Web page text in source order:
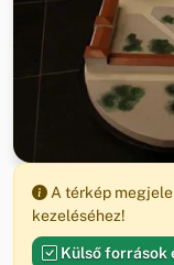
A térkép
kezeléséhez!
Külső források